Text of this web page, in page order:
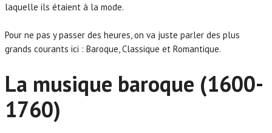
laquelle ils étaient à la mode.
Pour ne pas y passer des heures, on va juste parler des plus
grands courants ici : Baroque, Classique et Romantique.
La musique baroque (1600-
1760)